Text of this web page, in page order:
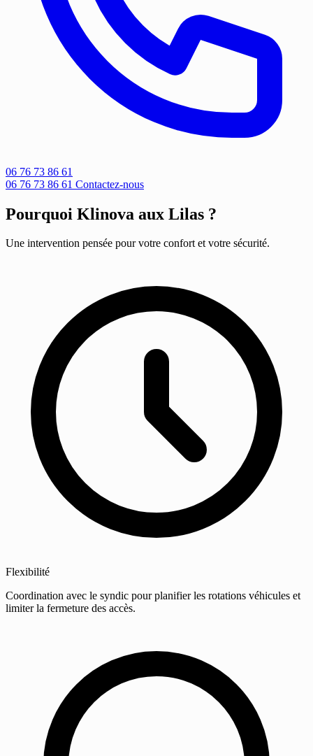
06 76 73 86 61
06 76 73 86 61 Contactez-nous
Pourquoi Klinova aux Lilas ?
Une intervention pensée pour votre confort et votre sécurité.
Flexibilité
Coordination avec le syndic pour planifier les rotations véhicules et
limiter la fermeture des accès.